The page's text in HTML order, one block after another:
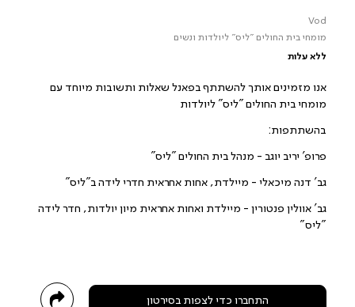
Vod
מומחי בית החולים "ליס" ליולדות ונשים
ללא עלות
אנו מזמינים אותך להשתתף בפאנל שאלות ותשובות מיוחד עם
מומחי בית החולים "ליס" ליולדות
בהשתתפות:
פרופ' יריב יוגב - מנהל בית החולים "ליס"
גב' דנה מיכאלי - מיילדת, אחות אחראית חדרי לידה ב"ליס"
גב' אוולין פנטורין - מיילדת ואחות אחראית מיון יולדות, חדר לידה
"ליס"
התחברו כדי לצפות בסירטון